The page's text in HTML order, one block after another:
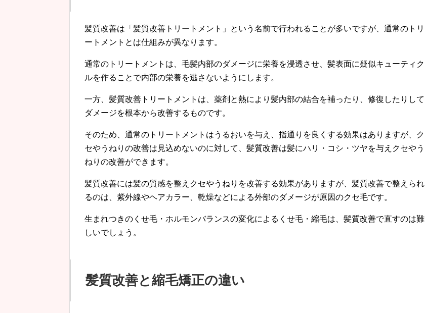
髪質改善は「髪質改善トリートメント」という名前で行われることが多いですが、通常のトリ
ートメントとは仕組みが異なります。
通常のトリートメントは、毛髪内部のダメージに栄養を浸透させ、髪表面に疑似キューティク
ルを作ることで内部の栄養を逃さないようにします。
一方、髪質改善トリートメントは、薬剤と熱により髪内部の結合を補ったり、修復したりして
ダメージを根本から改善するものです。
そのため、通常のトリートメントはうるおいを与え、指通りを良くする効果はありますが、ク
セやうねりの改善は見込めないのに対して、髪質改善は髪にハリ・コシ・ツヤを与えクセやう
ねりの改善ができます。
髪質改善には髪の質感を整えクセやうねりを改善する効果がありますが、髪質改善で整えられ
るのは、紫外線やヘアカラー、乾燥などによる外部のダメージが原因のクセ毛です。
生まれつきのくせ毛・ホルモンバランスの変化によるくせ毛・縮毛は、髪質改善で直すのは難
しいでしょう。
髪質改善と縮毛矯正の違い